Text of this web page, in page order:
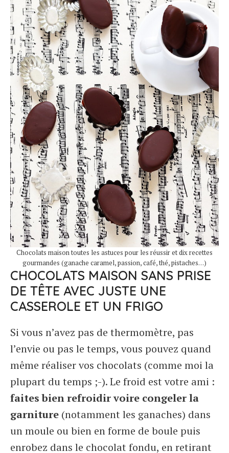
Chocolats maison toutes les astuces pour les réussir et dix recettes
gourmandes (ganache caramel, passion, café, thé, pistaches…)
CHOCOLATS MAISON SANS PRISE
DE TÊTE AVEC JUSTE UNE
CASSEROLE ET UN FRIGO
Si vous n’avez pas de thermomètre, pas
l’envie ou pas le temps, vous pouvez quand
même réaliser vos chocolats (comme moi la
plupart du temps ;-). Le froid est votre ami :
faites bien refroidir voire congeler la
garniture (notamment les ganaches) dans
un moule ou bien en forme de boule puis
enrobez dans le chocolat fondu, en retirant